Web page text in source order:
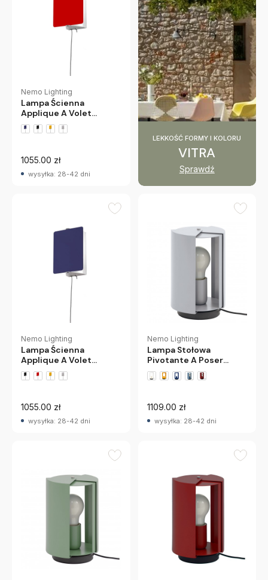
Nemo Lighting
Lampa Ścienna
Applique A Volet
Pivotant E14 Czerwona
Nemo
1055.00 zł
wysyłka: 28-42 dni
LEKKOŚĆ FORMY I KOLORU
VITRA
Sprawdź
Nemo Lighting
Lampa Ścienna
Applique A Volet
Pivotant E14 Niebieska
Nemo
1055.00 zł
wysyłka: 28-42 dni
Nemo Lighting
Lampa Stołowa
Pivotante A Poser
Jasnoszara Nemo
1109.00 zł
wysyłka: 28-42 dni